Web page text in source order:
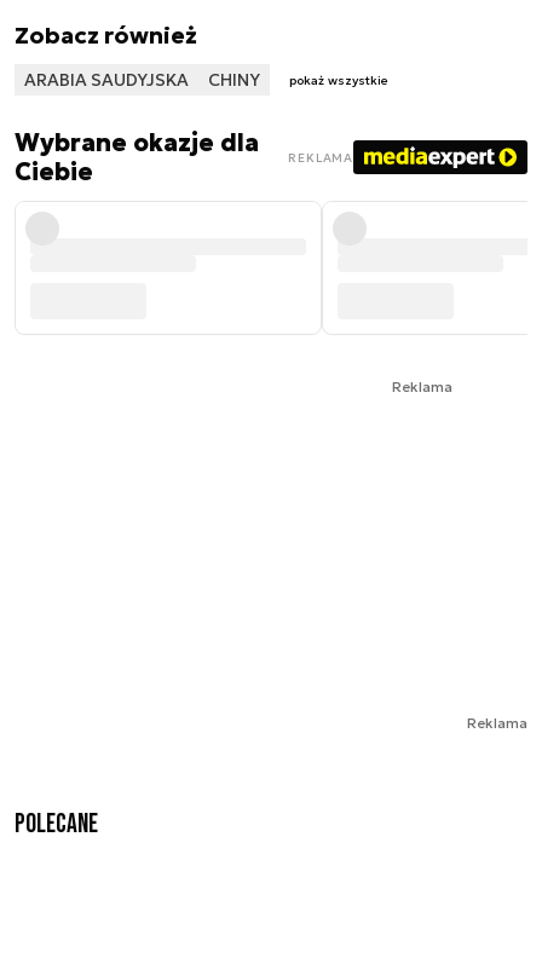
Zobacz również
ARABIA SAUDYJSKA CHINY pokaż wszystkie
Wybrane okazje dla
Ciebie
REKLAMA
Reklama
Reklama
Polecane